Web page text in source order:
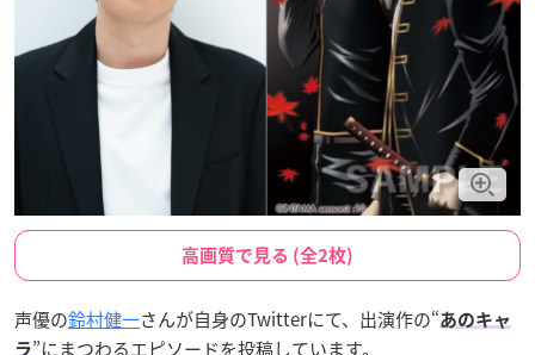
高画質で見る (全2枚)
声優の鈴村健一さんが自身のTwitterにて、出演作の“あのキャ
ラ”にまつわるエピソードを投稿しています。